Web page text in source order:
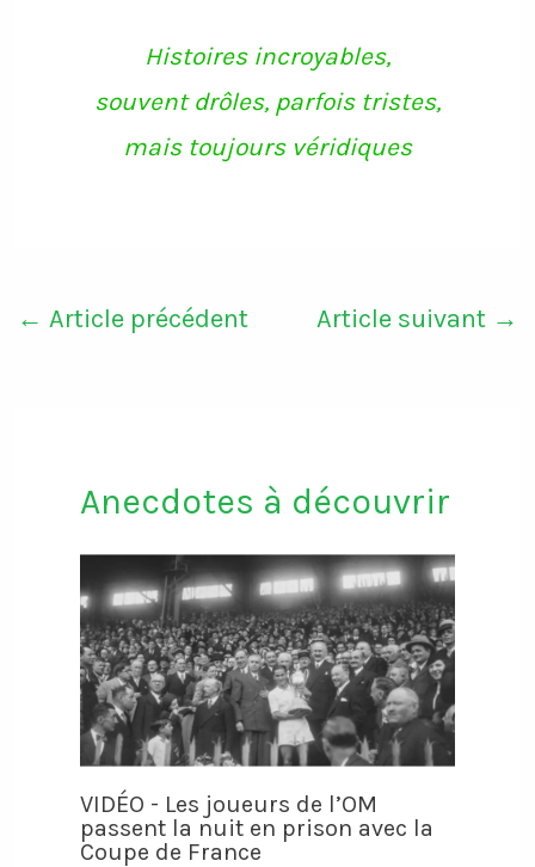
m
Histoires incroyables,
souvent drôles, parfois tristes,
mais toujours véridiques
← Article précédent Article suivant →
Anecdotes à découvrir
VIDÉO - Les joueurs de l’OM
passent la nuit en prison avec la
Coupe de France